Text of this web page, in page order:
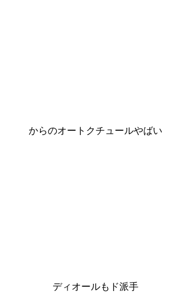
からのオートクチュールやばい
ディオールもド派手